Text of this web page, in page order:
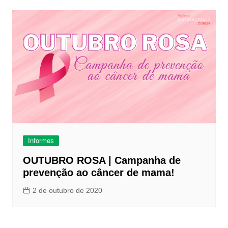
Informes
OUTUBRO ROSA | Campanha de
prevenção ao câncer de mama!
2 de outubro de 2020